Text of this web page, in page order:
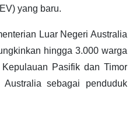
yang baru.
Luar Negeri Australia
hingga 3.000 warga
Pasifik dan Timor
sebagai penduduk